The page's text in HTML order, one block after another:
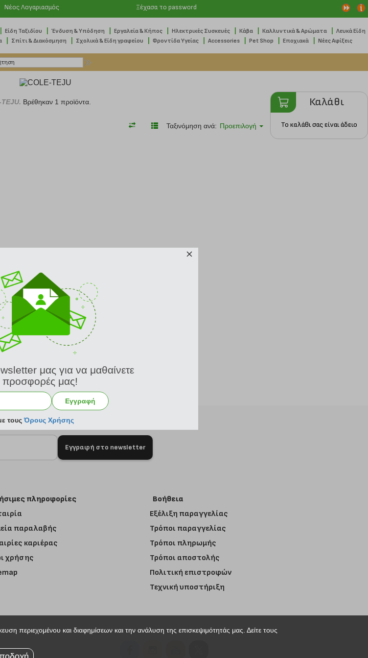
Νέος Λογαριασμός Ξέχασα το password
Είδη Ταξιδίου Ένδυση & Υπόδηση Εργαλεία & Κήπος Ηλεκτρικές Συσκευές Κάβα Καλλυντικά & Αρώματα Λευκά Είδη
Σπίτι & Διακόσμηση Σχολικά & Είδη γραφείου Φροντίδα Υγείας Accessories Pet Shop Εποχιακά Νέες Αφίξεις
Βρέθηκαν 1 προϊόντα.
Ταξινόμηση ανά: Προεπιλογή
Καλάθι
Το καλάθι σας είναι άδειο
Εγγραφή στο newsletter
πληροφορίες
παραλαβής
καριέρας
χρήσης
Βοήθεια
Εξέλιξη παραγγελίας
Τρόποι παραγγελίας
Τρόποι πληρωμής
Τρόποι αποστολής
Πολιτική επιστροφών
Τεχνική υποστήριξη
μας για να μαθαίνετε
προσφορές μας!
Εγγραφή
τουςΌρους Χρήσης
περιεχομένου και διαφημίσεων και την ανάλυση της επισκεψιμότητάς μας. Δείτε τους